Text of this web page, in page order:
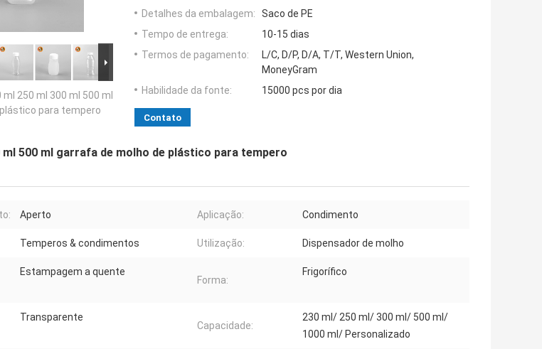
ml 250 ml 300 ml 500 ml
para tempero
Detalhes da embalagem:
Saco de PE
Tempo de entrega:
10-15 dias
Termos de pagamento:
L/C, D/P, D/A, T/T, Western Union,
MoneyGram
Habilidade da fonte:
15000 pcs por dia
Contato
ml 500 ml garrafa de molho de plástico para tempero
Aperto Aplicação: Condimento
Temperos & condimentos Utilização: Dispensador de molho
Estampagem a quente
Forma:
Frigorífico
Transparente
Capacidade:
230 ml/ 250 ml/ 300 ml/ 500 ml/
1000 ml/ Personalizado